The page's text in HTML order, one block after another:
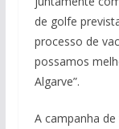
de golfe
processo de
possamos
Algarve”.
A campanha